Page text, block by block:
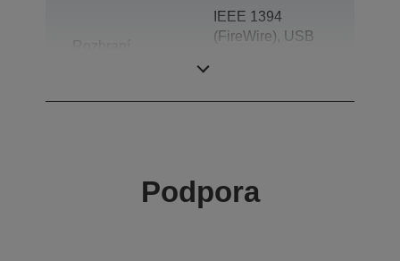
IEEE 1394
(FireWire), USB
Podpora